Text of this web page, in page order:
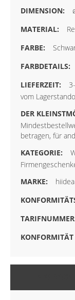
vom
betragen, für
hiidea